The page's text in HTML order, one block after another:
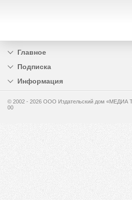
Главное
Подписка
Информация
© 2002 - 2026 OOO Издательский дом
00